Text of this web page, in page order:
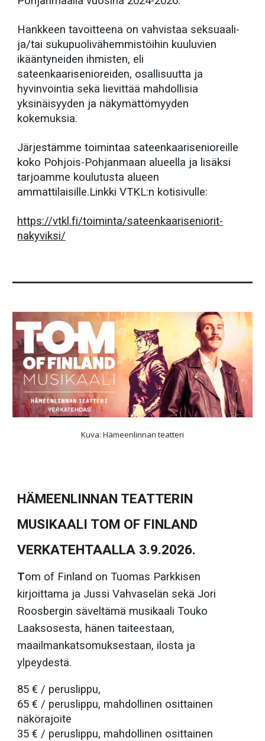
Hankkeen tavoitteena on vahvistaa seksuaali-
ja/tai sukupuolivähemmistöihin kuuluvien
ikääntyneiden ihmisten, eli
sateenkaarisenioreiden, osallisuutta ja
hyvinvointia sekä lievittää mahdollisia
yksinäisyyden ja näkymättömyyden
kokemuksia.
Järjestämme toimintaa sateenkaarisenioreille
koko Pohjois-Pohjanmaan alueella ja lisäksi
tarjoamme koulutusta alueen
ammattilaisille.Linkki VTKL:n kotisivulle:
https://vtkl.fi/toiminta/sateenkaariseniorit-
nakyviksi/
Kuva: Hämeenlinnan teatteri
HÄMEENLINNAN TEATTERIN
MUSIKAALI TOM OF FINLAND
VERKATEHTAALLA 3.9.2026.
Tom of Finland onTuomas Parkkisen
kirjoittama ja Jussi Vahvaselän sekä Jori
Roosbergin säveltämä musikaali Touko
Laaksosesta, hänen taiteestaan,
maailmankatsomuksestaan, ilosta ja
ylpeydestä.
85 € / peruslippu,
65 € / peruslippu, mahdollinen osittainen
näkörajoite
35 € / peruslippu, mahdollinen osittainen